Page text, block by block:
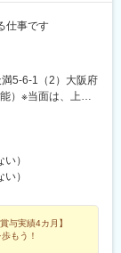
仕事です
5-6-1（2）大阪府
）※当面は、上記
が勤務地となりま
）
）
与実績4カ月】
もう！